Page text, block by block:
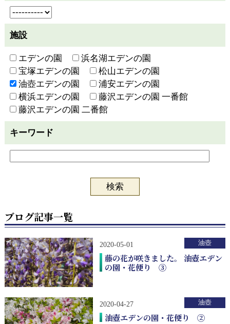
施設
エデンの園
浜名湖エデンの園
宝塚エデンの園
松山エデンの園
油壺エデンの園
浦安エデンの園
横浜エデンの園
藤沢エデンの園 一番館
藤沢エデンの園 二番館
キーワード
ブログ記事一覧
2020-05-01
藤の花が咲きました。 油壺エデン
の園・花便り ③
油壺
2020-04-27
油壺エデンの園・花便り ②
油壺